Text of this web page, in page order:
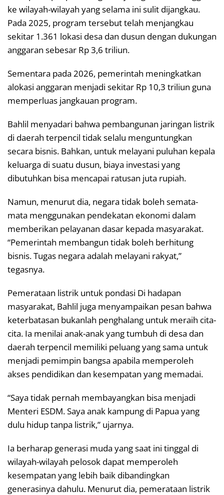
ke wilayah-wilayah yang selama ini sulit dijangkau.
Pada 2025, program tersebut telah menjangkau
sekitar 1.361 lokasi desa dan dusun dengan dukungan
anggaran sebesar Rp 3,6 triliun.
Sementara pada 2026, pemerintah meningkatkan
alokasi anggaran menjadi sekitar Rp 10,3 triliun guna
memperluas jangkauan program.
Bahlil menyadari bahwa pembangunan jaringan listrik
di daerah terpencil tidak selalu menguntungkan
secara bisnis. Bahkan, untuk melayani puluhan kepala
keluarga di suatu dusun, biaya investasi yang
dibutuhkan bisa mencapai ratusan juta rupiah.
Namun, menurut dia, negara tidak boleh semata-
mata menggunakan pendekatan ekonomi dalam
memberikan pelayanan dasar kepada masyarakat.
“Pemerintah membangun tidak boleh berhitung
bisnis. Tugas negara adalah melayani rakyat,”
tegasnya.
Pemerataan listrik untuk pondasi Di hadapan
masyarakat, Bahlil juga menyampaikan pesan bahwa
keterbatasan bukanlah penghalang untuk meraih cita-
cita. Ia menilai anak-anak yang tumbuh di desa dan
daerah terpencil memiliki peluang yang sama untuk
menjadi pemimpin bangsa apabila memperoleh
akses pendidikan dan kesempatan yang memadai.
“Saya tidak pernah membayangkan bisa menjadi
Menteri ESDM. Saya anak kampung di Papua yang
dulu hidup tanpa listrik,” ujarnya.
Ia berharap generasi muda yang saat ini tinggal di
wilayah-wilayah pelosok dapat memperoleh
kesempatan yang lebih baik dibandingkan
generasinya dahulu. Menurut dia, pemerataan listrik